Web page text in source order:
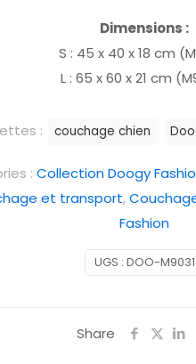
Dimensions :
S : 45 x 40 x 18 cm
L : 65 x 60 x 21 cm
UGS : DOO-M9031
: Collection Doogy
et transport,
Fashion
: couchage chien
Share